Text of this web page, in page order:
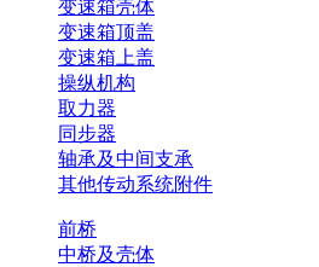
变速箱壳体
变速箱顶盖
变速箱上盖
操纵机构
取力器
同步器
轴承及中间支承
其他传动系统附件
前桥
中桥及壳体